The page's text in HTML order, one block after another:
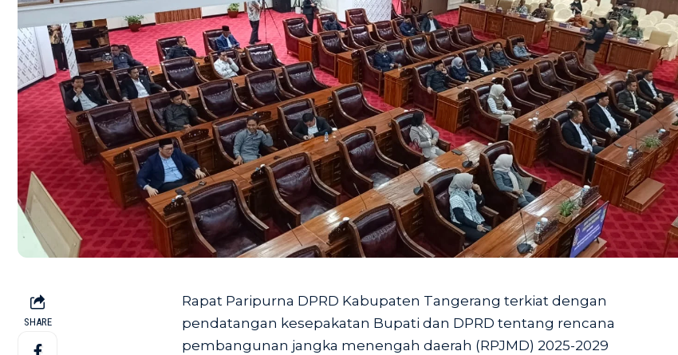
SHARE
Rapat Paripurna DPRD Kabupaten Tangerang terkiat dengan
pendatangan kesepakatan Bupati dan DPRD tentang rencana
pembangunan jangka menengah daerah (RPJMD) 2025-2029